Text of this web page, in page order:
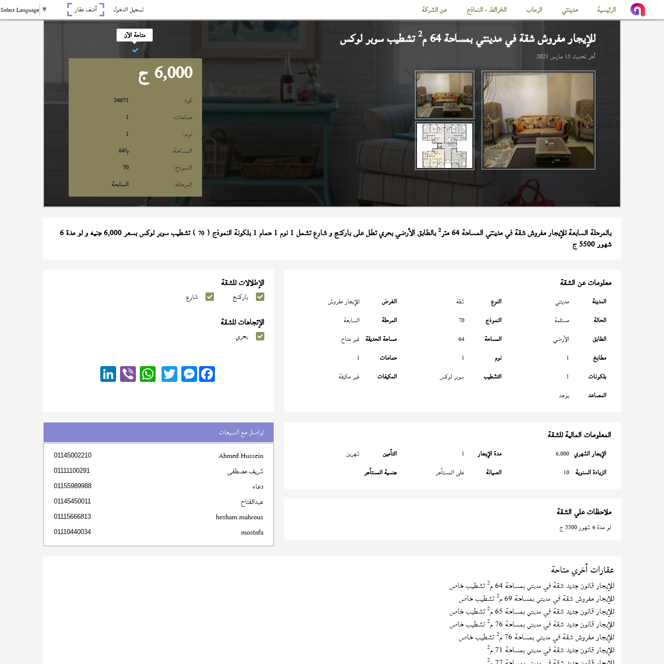
الرئيسية مدينتي الرحاب الخرائط - النماذج عن الشركة تسجيل الدخول أضف عقار Select Language ▼
للإيجار مفروش شقة فيمدينتيبمساحة 64 م 2تشطيب سوبر لوكس
آخر تحديث 15 مارس 2021
متاحة الآن
6,000 ج
كود
34671
حمامات:
1
نوم:
1
المساحة:
64م²
النموذج:
70
المرحلة:
السابعة
بالمرحلة السابعة للإيجار مفروش شقة في مدينتي المساحة 64 متر 2بالطابق الأرضي بحري تطل على باركنج و شارع تشمل 1 نوم 1 حمام 1 بلكونة النموذج ( 70 ) تشطيب سوبر لوكس بسعر 6,000 جنيه و لو مدة 6
شهور 5500 ج
معلومات عن الشقة
المدينة مدينتي النوع شقة الغرض
للإيجار مفروش
الحالة
مستلمة النموذج 70 المرحلة
السابعة
الطابق
الأرضي المساحة 64 مساحة الحديقة غير متاح
مطابخ
1 نوم 1 حمامات
1
بلكونات
1 التشطيب سوبر لوكس المكيفات
غير مكيفة
المصاعد
يوجد
الإطلالات للشقة
باركنج شارع
الإتجاهات للشقة
بحري
Messenger
المعلومات المالية للشقة
الإيجار الشهري 6,000 مدة الإيجار 1 التأمين
شهرين
الزيادة السنوية 10 الصيانة على المستأجر جنسية المستأجر
ملاحظات علي الشقة
لو مدة 6 شهور 5500 ج
تواصل مع المبيعات
Ahmed Hussein
01145002210
شريف مصطفى 01111100291
دعاء 01155989988
عبدالفتاح 01145450011
hesham mahrous
01115666813
mostafa
01110440034
عقارات أخري متاحة
للإيجار قانون جديد شقة في مدينتي بمساحة 64 م 2تشطيب خاص
للإيجار مفروش شقة في مدينتي بمساحة 69 م 2تشطيب خاص
للإيجار قانون جديد شقة في مدينتي بمساحة 65 م 2تشطيب خاص
للإيجار قانون جديد شقة في مدينتي بمساحة 76 م 2تشطيب خاص
للإيجار مفروش شقة في مدينتي بمساحة 76 م 2تشطيب خاص
للإيجار قانون جديد شقة في مدينتي بمساحة 71 م 2
2